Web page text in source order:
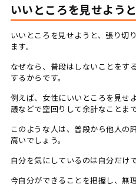
いいところを見せよう
いいところを見せようと、張り切
ます。
なぜなら、普段はしないことをす
するからです。
例えば、女性にいいところを見せ
議などで空回りして余計なことま
このような人は、普段から他人の
高いでしょう。
自分を気にしているのは自分だけ
今自分ができることを把握し、無